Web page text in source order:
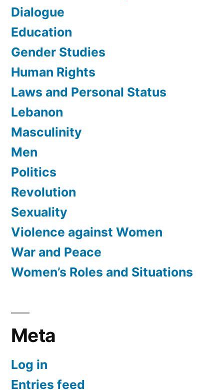
Dialogue
Education
Gender Studies
Human Rights
Laws and Personal Status
Lebanon
Masculinity
Men
Politics
Revolution
Sexuality
Violence against Women
War and Peace
Women’s Roles and Situations
Meta
Log in
Entries feed